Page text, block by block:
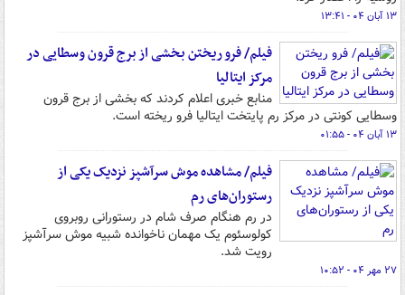
۱۳ آبان ۰۴ - ۱۳:۴۱
فیلم/ فرو ریختن بخشی از برج قرون وسطایی در
مرکز ایتالیا
منابع خبری اعلام کردند که بخشی از برج قرون
وسطایی کونتی در مرکز رم پایتخت ایتالیا فرو ریخته است.
۱۳ آبان ۰۴ - ۰۱:۵۵
فیلم/ مشاهده موش سرآشپز نزدیک یکی از
رستوران‌های رم
در رم هنگام صرف شام در رستورانی روبروی
کولوسئوم یک مهمان ناخوانده شبیه موش سرآشپز
رویت شد.
۲۷ مهر ۰۴ - ۱۰:۵۲